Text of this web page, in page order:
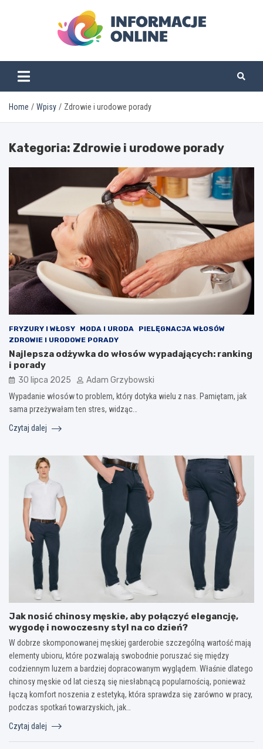
informacjeonline.pl
Home Wpisy Zdrowie i urodowe porady
Kategoria: Zdrowie i urodowe porady
FRYZURY I WŁOSY MODA I URODA
PIELĘGNACJA WŁOSÓW
ZDROWIE I URODOWE PORADY
Najlepsza odżywka do włosów wypadających: ranking
i porady
30 lipca 2025 Adam Grzybowski
Wypadanie włosów to problem, który dotyka wielu z nas. Pamiętam, jak
sama przeżywałam ten stres, widząc…
Czytaj dalej
Jak nosić chinosy męskie, aby połączyć elegancję,
wygodę i nowoczesny styl na co dzień?
W dobrze skomponowanej męskiej garderobie szczególną wartość mają
elementy ubioru, które pozwalają swobodnie poruszać się między
codziennym luzem a bardziej dopracowanym wyglądem. Właśnie dlatego
chinosy męskie od lat cieszą się niesłabnącą popularnością, ponieważ
łączą komfort noszenia z estetyką, która sprawdza się zarówno w pracy,
podczas spotkań towarzyskich, jak…
Czytaj dalej